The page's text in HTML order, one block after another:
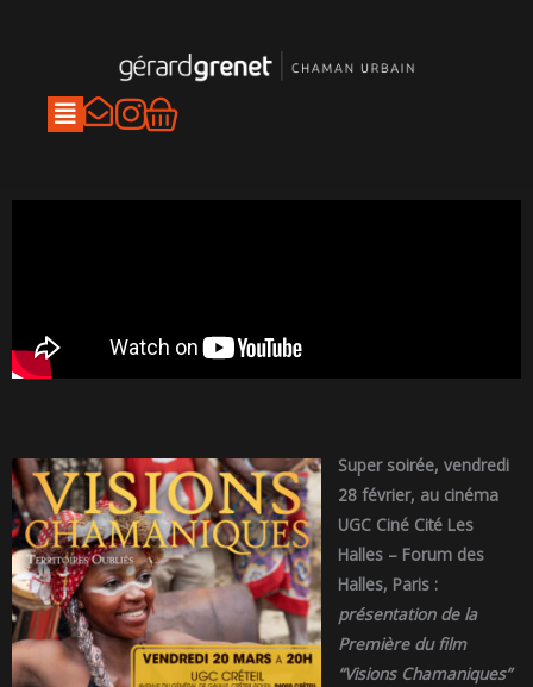
I
n
r
a
Panier
Super soirée, vendredi
28 février, au cinéma
UGC Ciné Cité Les
Halles – Forum des
Halles, Paris :
présentation de la
Première du film
“Visions Chamaniques”